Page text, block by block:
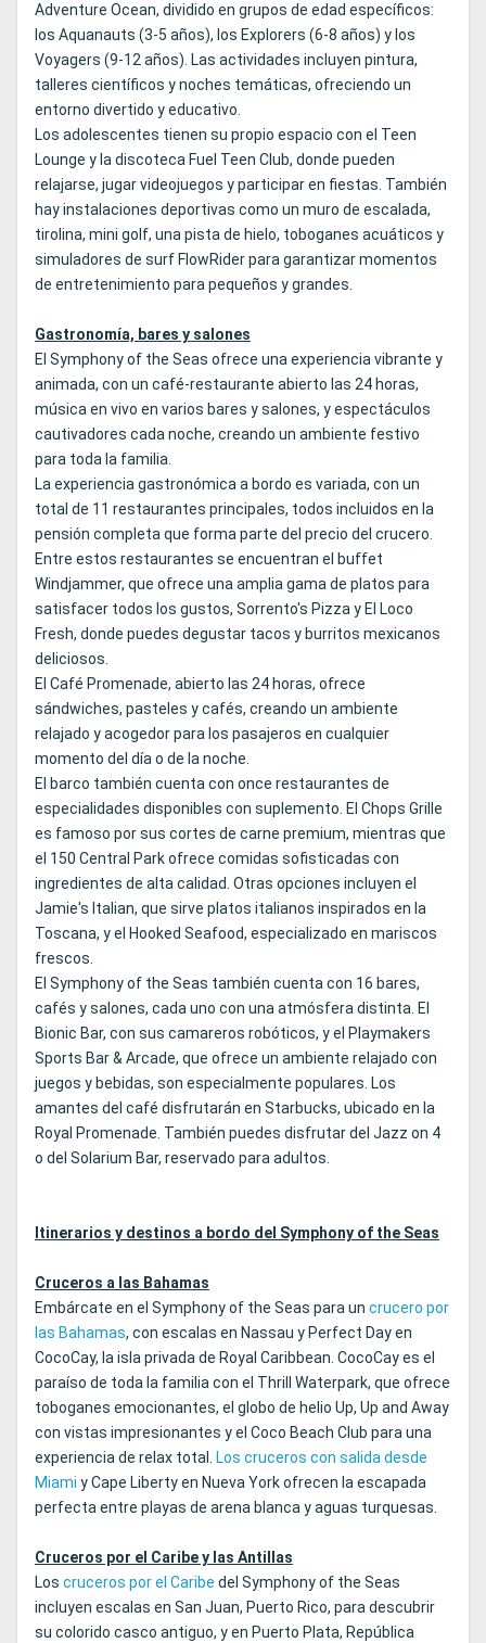
Adventure Ocean, dividido en grupos de edad específicos:
los Aquanauts (3-5 años), los Explorers (6-8 años) y los
Voyagers (9-12 años). Las actividades incluyen pintura,
talleres científicos y noches temáticas, ofreciendo un
entorno divertido y educativo.
Los adolescentes tienen su propio espacio con el Teen
Lounge y la discoteca Fuel Teen Club, donde pueden
relajarse, jugar videojuegos y participar en fiestas. También
hay instalaciones deportivas como un muro de escalada,
tirolina, mini golf, una pista de hielo, toboganes acuáticos y
simuladores de surf FlowRider para garantizar momentos
de entretenimiento para pequeños y grandes.
Gastronomía, bares y salones
El Symphony of the Seas ofrece una experiencia vibrante y
animada, con un café-restaurante abierto las 24 horas,
música en vivo en varios bares y salones, y espectáculos
cautivadores cada noche, creando un ambiente festivo
para toda la familia.
La experiencia gastronómica a bordo es variada, con un
total de 11 restaurantes principales, todos incluidos en la
pensión completa que forma parte del precio del crucero.
Entre estos restaurantes se encuentran el buffet
Windjammer, que ofrece una amplia gama de platos para
satisfacer todos los gustos, Sorrento's Pizza y El Loco
Fresh, donde puedes degustar tacos y burritos mexicanos
deliciosos.
El Café Promenade, abierto las 24 horas, ofrece
sándwiches, pasteles y cafés, creando un ambiente
relajado y acogedor para los pasajeros en cualquier
momento del día o de la noche.
El barco también cuenta con once restaurantes de
especialidades disponibles con suplemento. El Chops Grille
es famoso por sus cortes de carne premium, mientras que
el 150 Central Park ofrece comidas sofisticadas con
ingredientes de alta calidad. Otras opciones incluyen el
Jamie's Italian, que sirve platos italianos inspirados en la
Toscana, y el Hooked Seafood, especializado en mariscos
frescos.
El Symphony of the Seas también cuenta con 16 bares,
cafés y salones, cada uno con una atmósfera distinta. El
Bionic Bar, con sus camareros robóticos, y el Playmakers
Sports Bar & Arcade, que ofrece un ambiente relajado con
juegos y bebidas, son especialmente populares. Los
amantes del café disfrutarán en Starbucks, ubicado en la
Royal Promenade. También puedes disfrutar del Jazz on 4
o del Solarium Bar, reservado para adultos.
Itinerarios y destinos a bordo del Symphony of the Seas
Cruceros a las Bahamas
Embárcate en el Symphony of the Seas para un crucero por
las Bahamas, con escalas en Nassau y Perfect Day en
CocoCay, la isla privada de Royal Caribbean. CocoCay es el
paraíso de toda la familia con el Thrill Waterpark, que ofrece
toboganes emocionantes, el globo de helio Up, Up and Away
con vistas impresionantes y el Coco Beach Club para una
experiencia de relax total. Los cruceros con salida desde
Miami y Cape Liberty en Nueva York ofrecen la escapada
perfecta entre playas de arena blanca y aguas turquesas.
Cruceros por el Caribe y las Antillas
Los cruceros por el Caribe del Symphony of the Seas
incluyen escalas en San Juan, Puerto Rico, para descubrir
su colorido casco antiguo, y en Puerto Plata, República